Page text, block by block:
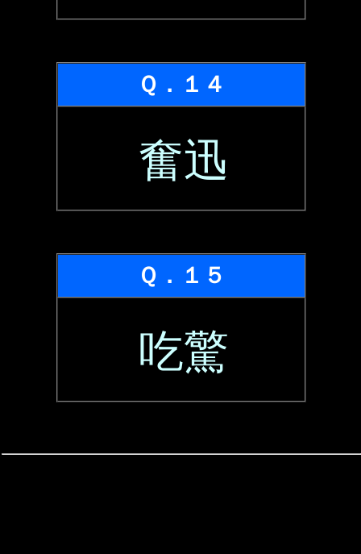
Ｑ．１４
奮迅
Ｑ．１５
吃驚